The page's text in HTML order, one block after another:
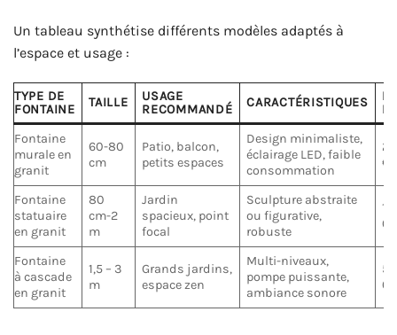
Un tableau synthétise différents modèles adaptés à
l’espace et usage :
TYPE DE
FONTAINE
TAILLE
USAGE
RECOMMANDÉ
CARACTÉRISTIQUES
Fontaine
murale en
granit
60-80
cm
Patio, balcon,
petits espaces
Design minimaliste,
éclairage LED, faible
consommation
€
Fontaine
statuaire
en granit
80
cm-2
m
Jardin
spacieux, point
focal
Sculpture abstraite
ou figurative,
robuste
1
Fontaine
à cascade
en granit
1,5 – 3
m
Grands jardins,
espace zen
Multi-niveaux,
pompe puissante,
ambiance sonore